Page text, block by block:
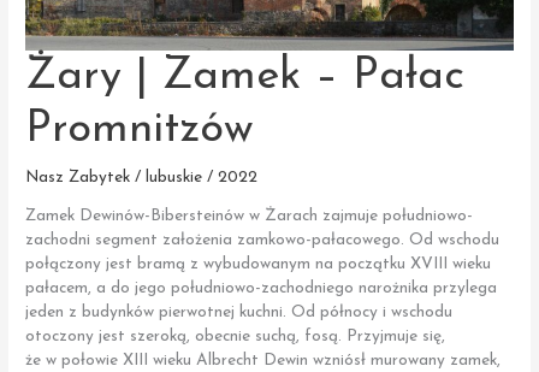
Żary | Zamek – Pałac
Promnitzów
Nasz Zabytek / lubuskie / 2022
Zamek Dewinów-Bibersteinów w Żarach zajmuje południowo-
zachodni segment założenia zamkowo-pałacowego. Od wschodu
połączony jest bramą z wybudowanym na początku XVIII wieku
pałacem, a do jego południowo-zachodniego narożnika przylega
jeden z budynków pierwotnej kuchni. Od północy i wschodu
otoczony jest szeroką, obecnie suchą, fosą. Przyjmuje się,
że w połowie XIII wieku Albrecht Dewin wzniósł murowany zamek,